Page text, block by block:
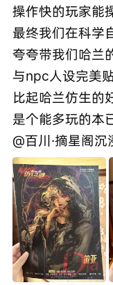
操作快的玩家能
最终我们在科学
夸夸带我们哈兰
与npc人设完美
比起哈兰仿生的
是个能多玩的本
@百川·摘星阁